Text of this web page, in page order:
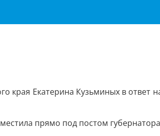
края Екатерина Кузьминых в
прямо под постом